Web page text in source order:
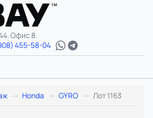
Офис 8.
455-58-04
Honda GYRO
Лот 1163